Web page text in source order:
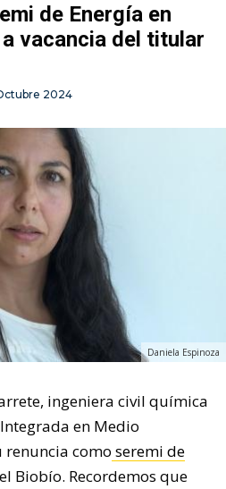
de Energía en
vacancia del titular
2024
Daniela Espinoza
ingeniera civil química
en Medio
renuncia como seremi de
Biobío. Recordemos que